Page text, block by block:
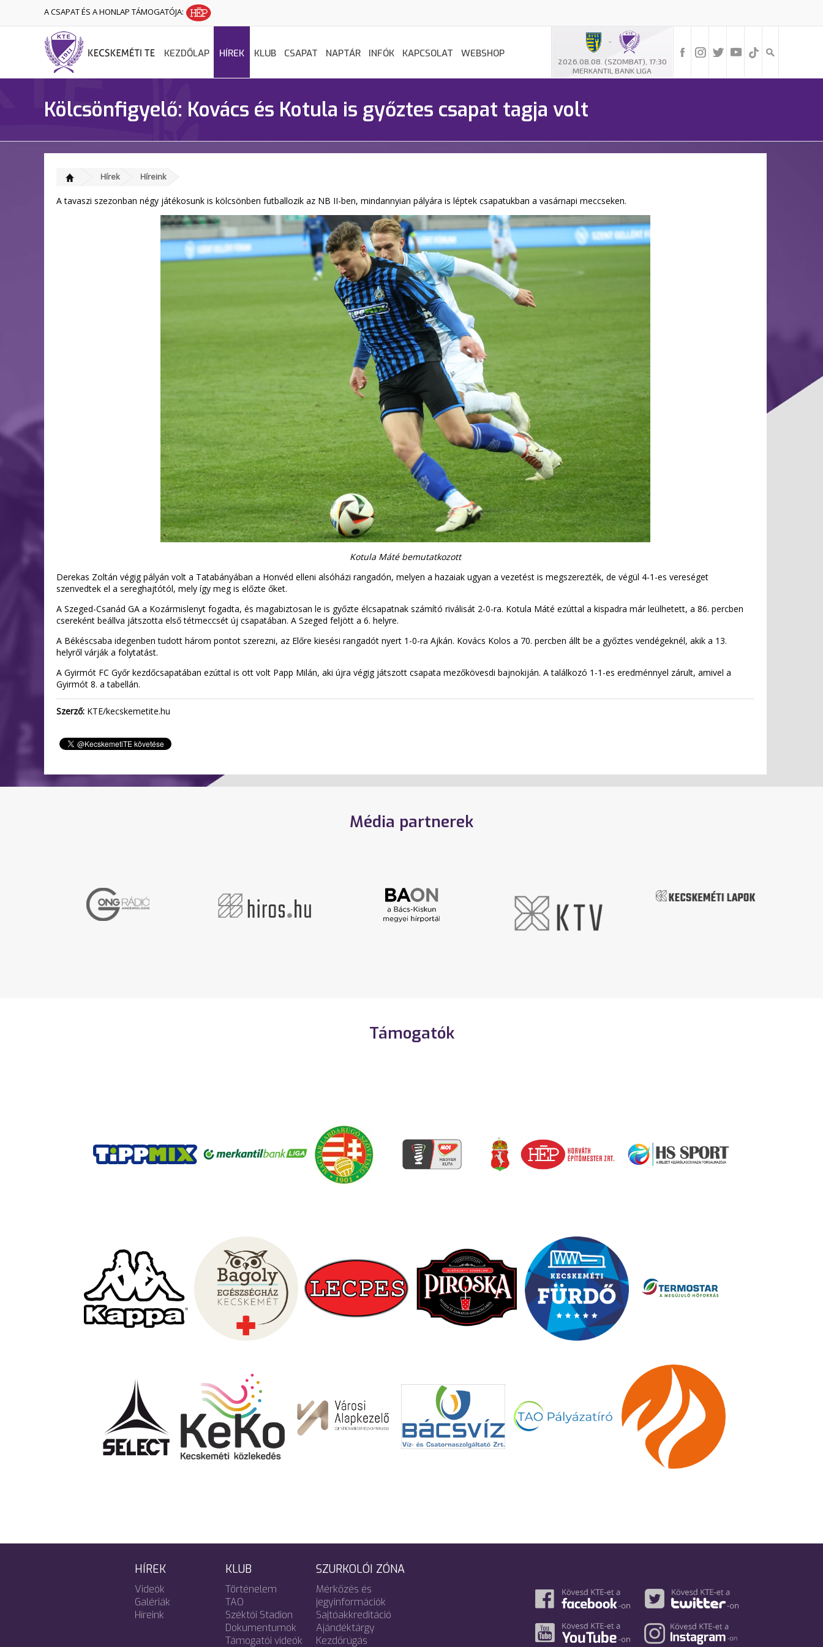
A CSAPAT ÉS A HONLAP TÁMOGATÓJA:
-
2026.08.08. (SZOMBAT), 17:30
MERKANTIL BANK LIGA
KEZDŐLAP HÍREK KLUB CSAPAT NAPTÁR INFÓK KAPCSOLAT WEBSHOP
Kölcsönfigyelő: Kovács és Kotula is győztes csapat tagja volt
Hírek Híreink
A tavaszi szezonban négy játékosunk is kölcsönben futballozik az NB II-ben, mindannyian pályára is léptek csapatukban a vasárnapi meccseken.
Kotula Máté bemutatkozott
Derekas Zoltán végig pályán volt a Tatabányában a Honvéd elleni alsóházi rangadón, melyen a hazaiak ugyan a vezetést is megszerezték, de végül 4-1-es vereséget
szenvedtek el a sereghajtótól, mely így meg is előzte őket.
A Szeged-Csanád GA a Kozármislenyt fogadta, és magabiztosan le is győzte élcsapatnak számító riválisát 2-0-ra. Kotula Máté ezúttal a kispadra már leülhetett, a 86. percben
csereként beállva játszotta első tétmeccsét új csapatában. A Szeged feljött a 6. helyre.
A Békéscsaba idegenben tudott három pontot szerezni, az Előre kiesési rangadót nyert 1-0-ra Ajkán. Kovács Kolos a 70. percben állt be a győztes vendégeknél, akik a 13.
helyről várják a folytatást.
A Gyirmót FC Győr kezdőcsapatában ezúttal is ott volt Papp Milán, aki újra végig játszott csapata mezőkövesdi bajnokiján. A találkozó 1-1-es eredménnyel zárult, amivel a
Gyirmót 8. a tabellán.
Szerző: KTE/kecskemetite.hu
Média partnerek
Támogatók
HÍREK
Videók
Galériák
Híreink
KLUB
Történelem
TAO
Széktói Stadion
Dokumentumok
Támogatói videók
SZURKOLÓI ZÓNA
Mérkőzés és
jegyinformációk
Sajtóakkreditáció
Ajándéktárgy
Kezdőrúgás